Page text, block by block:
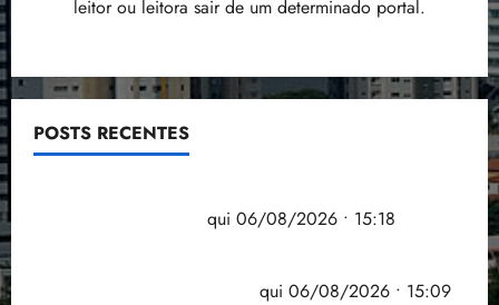
leitor ou leitora sair de um determinado portal.
POSTS RECENTES
qui 06/08/2026 • 15:18
qui 06/08/2026 • 15:09